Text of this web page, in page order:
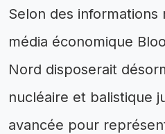
Selon des informations
média économique
Nord disposerait
nucléaire et balistique
avancée pour